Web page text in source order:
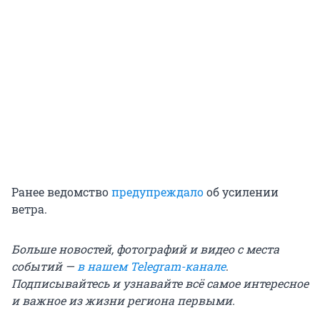
Ранее ведомствопредупреждалооб усилении
ветра.
Больше новостей, фотографий и видео с места
событий —в нашем Telegram-канале.
Подписывайтесь и узнавайте всё самое интересное
и важное из жизни региона первыми.